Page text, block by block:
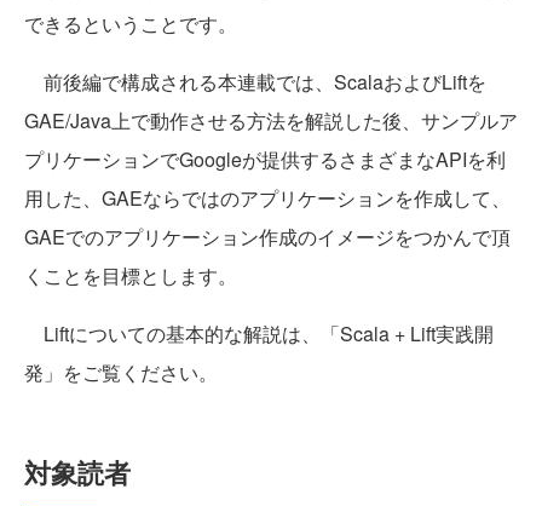
できるということです。
前後編で構成される本連載では、ScalaおよびLiftを
GAE/Java上で動作させる方法を解説した後、サンプルア
プリケーションでGoogleが提供するさまざまなAPIを利
用した、GAEならではのアプリケーションを作成して、
GAEでのアプリケーション作成のイメージをつかんで頂
くことを目標とします。
Liftについての基本的な解説は、「Scala + Lift実践開
発」をご覧ください。
対象読者